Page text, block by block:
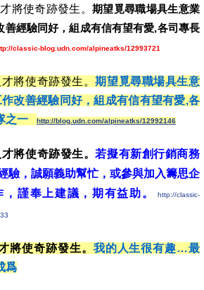
將使奇跡發生。期望覓尋職場具生意業
善經驗同好，組成有信有望有愛,各司專長
classic-blog.udn.com/alpineatks/12993721
將使奇跡發生。期望覓尋職場具生意
改善經驗同好，組成有信有望有愛,各
之一
http://blog.udn.com/alpineatks/12992146
將使奇跡發生。若擬有新創行銷商務
驗，誠願義助幫忙，或參與加入籌思企
謹奉上建議，期有益助。
http://classic-
將使奇跡發生。 我的人生很有趣…最
爲